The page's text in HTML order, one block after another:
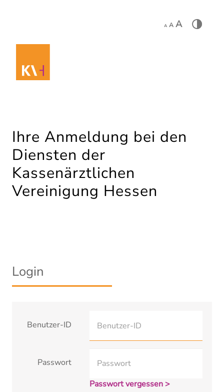
A A A
Ihre Anmeldung bei den
Diensten der
Kassenärztlichen
Vereinigung Hessen
Login
Benutzer-ID
Passwort
Passwort vergessen >